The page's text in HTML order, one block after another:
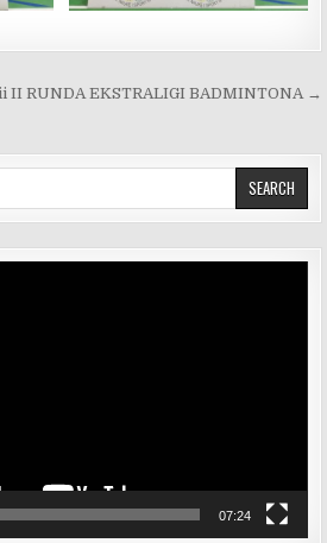
II RUNDA EKSTRALIGI BADMINTONA →
07:24